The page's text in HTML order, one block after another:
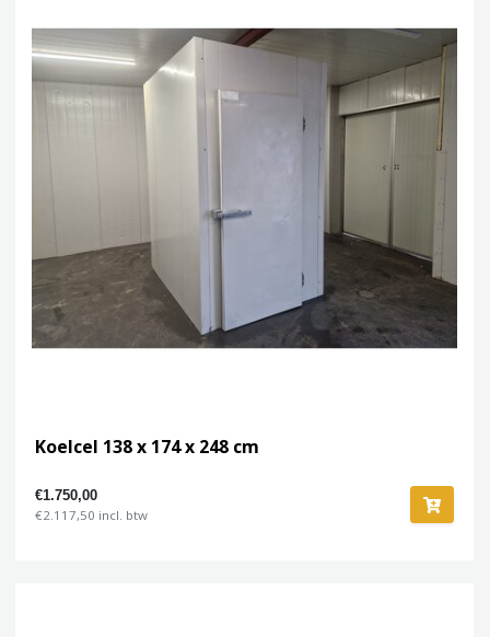
Koelcel 138 x 174 x 248 cm
€1.750,00
€2.117,50 incl. btw